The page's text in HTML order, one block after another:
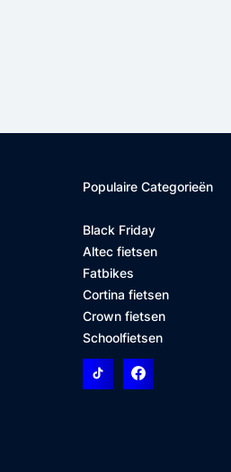
Populaire Categorieën
Black Friday
Altec fietsen
Fatbikes
Cortina fietsen
Crown fietsen
Schoolfietsen